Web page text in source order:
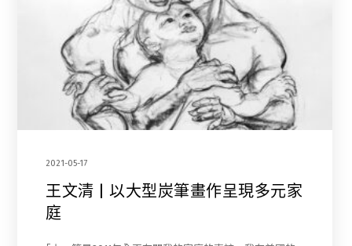
2021-05-17
王文清 | 以大型炭筆畫作呈現多元家
庭